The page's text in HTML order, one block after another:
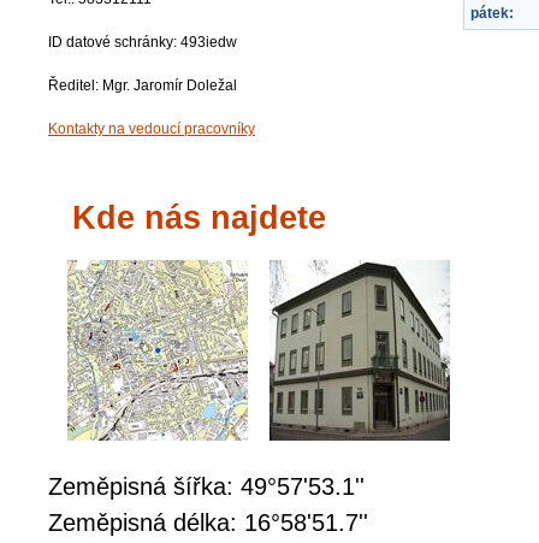
pátek:
ID datové schránky: 493iedw
Ředitel: Mgr. Jaromír Doležal
Kontakty na vedoucí pracovníky
Kde nás najdete
Zeměpisná šířka: 49°57'53.1''
Zeměpisná délka: 16°58'51.7''